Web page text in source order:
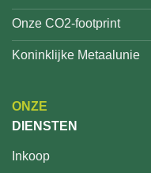
Onze CO2-footprint
Koninklijke Metaalunie
ONZE
DIENSTEN
Inkoop